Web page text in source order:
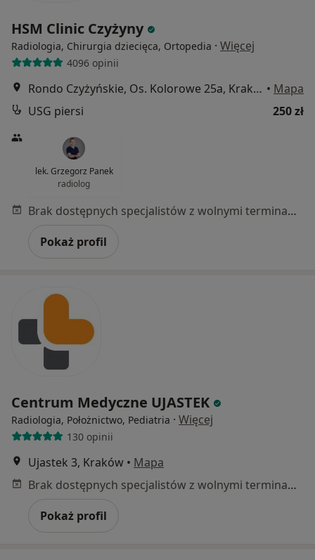
HSM Clinic Czyżyny
Radiologia, Chirurgia dziecięca, Ortopedia · Więcej
4096 opinii
Rondo Czyżyńskie, Os. Kolorowe 25a, Kraków • Mapa
USG piersi
250 zł
lek. Grzegorz Panek
radiolog
Brak dostępnych specjalistów z wolnymi terminami w tym centrum medycznym.
Pokaż profil
Centrum Medyczne UJASTEK
Radiologia, Położnictwo, Pediatria · Więcej
130 opinii
Ujastek 3, Kraków • Mapa
Brak dostępnych specjalistów z wolnymi terminami w tym centrum medycznym.
Pokaż profil